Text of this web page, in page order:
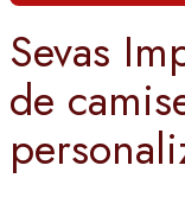
Sevas
de